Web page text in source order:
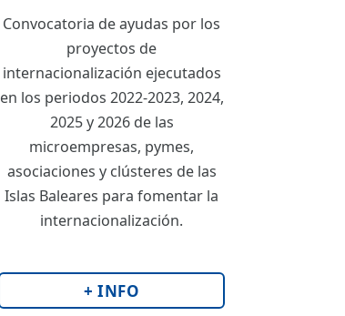
Convocatoria de ayudas por los
proyectos de
internacionalización ejecutados
en los periodos 2022-2023, 2024,
2025 y 2026 de las
microempresas, pymes,
asociaciones y clústeres de las
Islas Baleares para fomentar la
internacionalización.
+ INFO